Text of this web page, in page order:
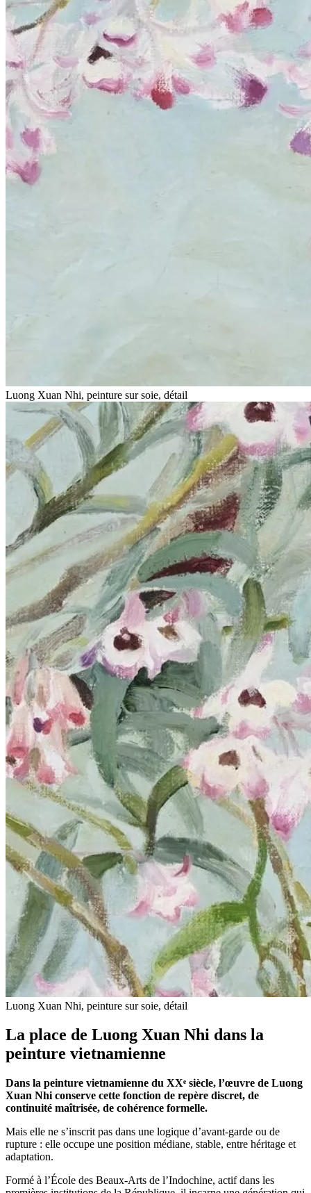
Luong Xuan Nhi, peinture sur soie, détail
Luong Xuan Nhi, peinture sur soie, détail
La place de Luong Xuan Nhi dans la
peinture vietnamienne
Dans la peinture vietnamienne du XXᵉ siècle, l’œuvre de Luong
Xuan Nhi conserve cette fonction de repère discret, de
continuité maîtrisée, de cohérence formelle.
Mais elle ne s’inscrit pas dans une logique d’avant-garde ou de
rupture : elle occupe une position médiane, stable, entre héritage et
adaptation.
Formé à l’École des Beaux-Arts de l’Indochine, actif dans les